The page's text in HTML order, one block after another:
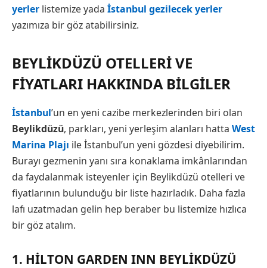
yerler listemize yada İstanbul gezilecek yerler
yazımıza bir göz atabilirsiniz.
BEYLIKDÜZÜ OTELLERI VE
FIYATLARI HAKKINDA BILGILER
İstanbul’un en yeni cazibe merkezlerinden biri olan
Beylikdüzü, parkları, yeni yerleşim alanları hatta West
Marina Plajı ile İstanbul’un yeni gözdesi diyebilirim.
Burayı gezmenin yanı sıra konaklama imkânlarından
da faydalanmak isteyenler için Beylikdüzü otelleri ve
fiyatlarının bulunduğu bir liste hazırladık. Daha fazla
lafı uzatmadan gelin hep beraber bu listemize hızlıca
bir göz atalım.
1. HILTON GARDEN INN BEYLIKDÜZÜ